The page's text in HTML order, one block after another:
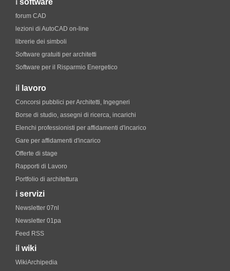
i software
forum CAD
lezioni di AutoCAD on-line
librerie dei simboli
Software gratuiti per architetti
Software per il Risparmio Energetico
il lavoro
Concorsi pubblici per Architetti, Ingegneri
Borse di studio, assegni di ricerca, incarichi
Elenchi professionisti per affidamenti d'incarico
Gare per affidamenti d'incarico
Offerte di stage
Rapporti di Lavoro
Portfolio di architettura
i servizi
Newsletter 07nl
Newsletter 01pa
Feed RSS
il wiki
WikiArchipedia